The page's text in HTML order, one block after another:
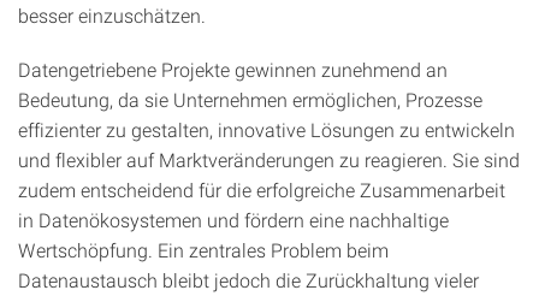
besser einzuschätzen.
Datengetriebene Projekte gewinnen zunehmend an
Bedeutung, da sie Unternehmen ermöglichen, Prozesse
effizienter zu gestalten, innovative Lösungen zu entwickeln
und flexibler auf Marktveränderungen zu reagieren. Sie sind
zudem entscheidend für die erfolgreiche Zusammenarbeit
in Datenökosystemen und fördern eine nachhaltige
Wertschöpfung. Ein zentrales Problem beim
Datenaustausch bleibt jedoch die Zurückhaltung vieler